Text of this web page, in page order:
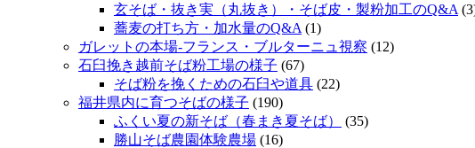
玄そば・抜き実（丸抜き）・そば皮・製粉加工のQ&A
蕎麦の打ち方・加水量のQ&A (1)
ガレットの本場‐フランス・ブルターニュ視察 (12)
石臼挽き越前そば粉工場の様子 (67)
そば粉を挽くための石臼や道具 (22)
福井県内に育つそばの様子 (190)
ふくい夏の新そば（春まき夏そば）
(35)
勝山そば農園体験農場 (16)